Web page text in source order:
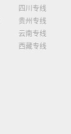
四川专线
贵州专线
云南专线
西藏专线